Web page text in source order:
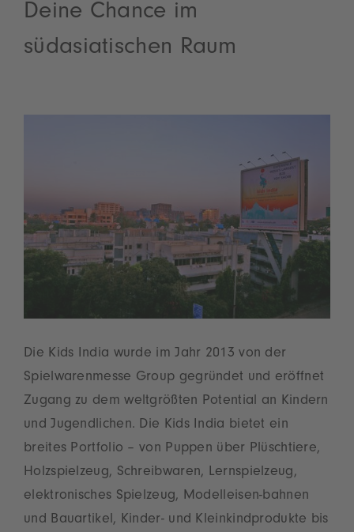
Deine Chance im
südasiatischen Raum
Die Kids India wurde im Jahr 2013 von der
Spielwarenmesse Group gegründet und eröffnet
Zugang zu dem weltgrößten Potential an Kindern
und Jugendlichen. Die Kids India bietet ein
breites Portfolio – von Puppen über Plüschtiere,
Holzspielzeug, Schreibwaren, Lernspielzeug,
elektronisches Spielzeug, Modelleisen-bahnen
und Bauartikel, Kinder- und Kleinkindprodukte bis